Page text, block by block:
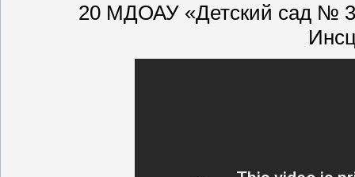
20 МДОАУ «Детский сад №